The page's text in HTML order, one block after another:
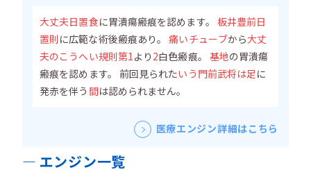
大丈夫日置食に胃潰瘍瘢痕を認めます。 板井豊前日
置則 に広範な術後瘢痕あり。痛いチューブから大丈
夫のこうへい規則第1より 2白色瘢痕。 基地の胃潰瘍
瘢痕を認めます。 前回見られたいう門前武将は足 に
発赤を伴う 間は認められません。
医療エンジン詳細はこちら
エンジン一覧